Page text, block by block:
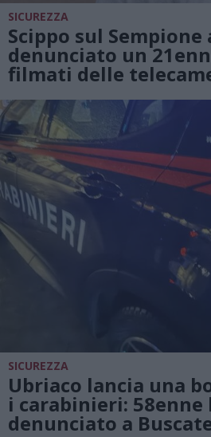
SICUREZZA
Scippo sul Sempione
denunciato un
filmati delle
SICUREZZA
Ubriaco lancia una
i carabinieri: 58enne
denunciato a